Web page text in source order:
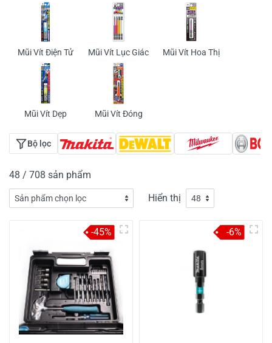
Mũi Vít Điện Tử Mũi Vít Lục Giác Mũi Vít Hoa Thị
Mũi Vít Dẹp Mũi Vít Đóng
Bộ lọc
48 / 708 sản phẩm
Hiển thị
-45% -6%